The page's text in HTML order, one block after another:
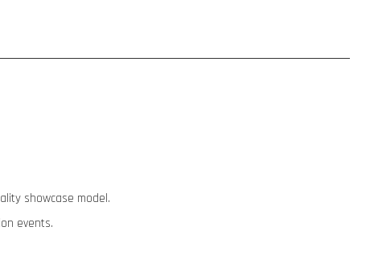
showcase model.
events.